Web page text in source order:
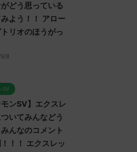
ト発売前
どう思っている
よう！！ アロー
リオのほうがっ
8
SV
モンSV】エクスレ
いてみんなどう
んなのコメント
！！ エクスレッ